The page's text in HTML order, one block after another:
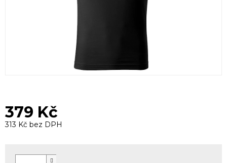
379 Kč
313 Kč bez DPH